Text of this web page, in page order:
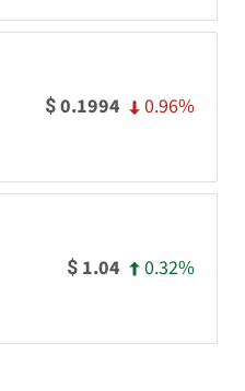
$0.1994 0.96%
$ 1.04 0.32%